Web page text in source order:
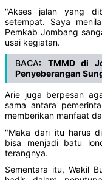
"Akses jalan yang
setempat. Saya
Pemkab Jombang
usai kegiatan.
BACA: TMMD di
Penyeberangan
Arie juga berpesan
sama antara
memberikan manfaat
"Maka dari itu harus
bisa menjadi batu
terangnya.
Sementara itu, Wakil